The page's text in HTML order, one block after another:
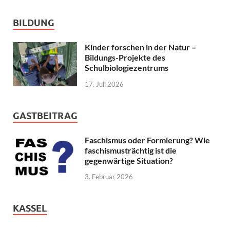
BILDUNG
Kinder forschen in der Natur –
Bildungs-Projekte des
Schulbiologiezentrums
17. Juli 2026
GASTBEITRAG
Faschismus oder Formierung? Wie
faschismusträchtig ist die
gegenwärtige Situation?
3. Februar 2026
KASSEL